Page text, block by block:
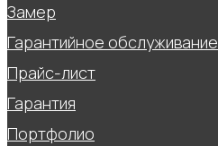
Замер
Гарантийное обслуживание
Прайс-лист
Гарантия
Портфолио